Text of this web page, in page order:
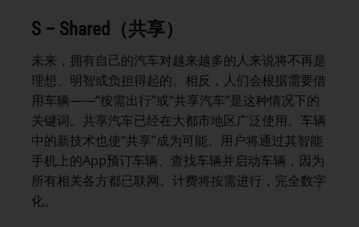
S – Shared（共享）
未来，拥有自己的汽车对越来越多的人来说将不再是
理想、明智或负担得起的。相反，人们会根据需要借
用车辆——“按需出行”或“共享汽车”是这种情况下的
关键词。共享汽车已经在大都市地区广泛使用。车辆
中的新技术也使“共享”成为可能。用户将通过其智能
手机上的App预订车辆、查找车辆并启动车辆，因为
所有相关各方都已联网。计费将按需进行，完全数字
化。